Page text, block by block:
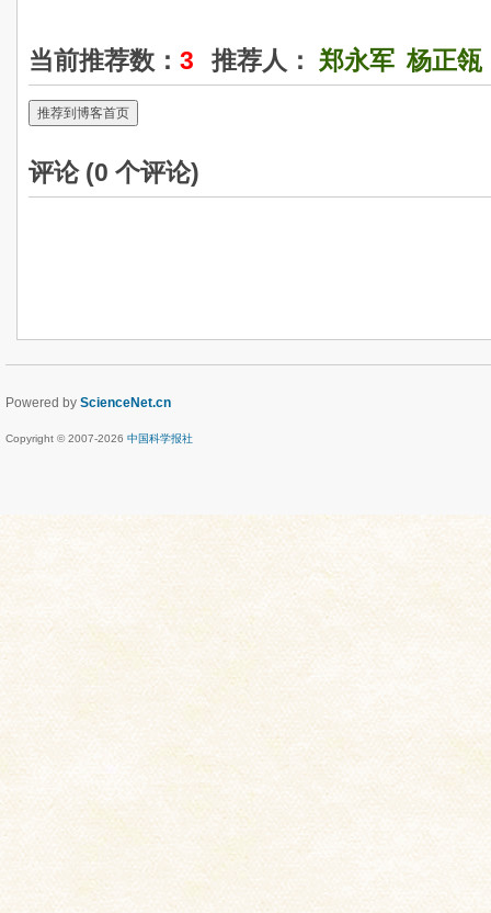
当前推荐数： 3 推荐人： 郑永军 杨正瓴
推荐到博客首页
评论 (0 个评论)
Powered by ScienceNet.cn
Copyright © 2007-2026 中国科学报社